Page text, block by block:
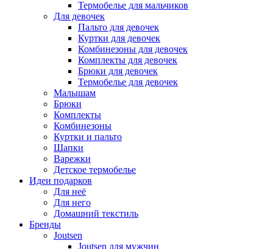
Термобелье для мальчиков
Для девочек
Пальто для девочек
Куртки для девочек
Комбинезоны для девочек
Комплекты для девочек
Брюки для девочек
Термобелье для девочек
Малышам
Брюки
Комплекты
Комбинезоны
Куртки и пальто
Шапки
Варежки
Детское термобелье
Идеи подарков
Для неё
Для него
Домашний текстиль
Бренды
Joutsen
Joutsen для мужчин